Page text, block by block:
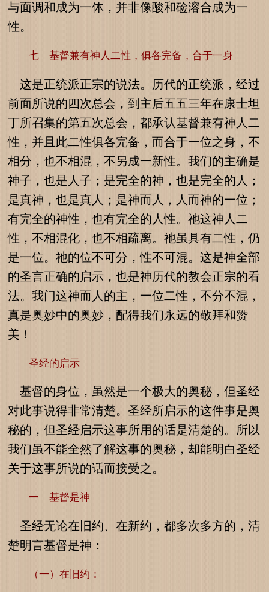
与面调和成为一体，并非像酸和硷溶合成为一
性。
七 基督兼有神人二性，俱各完备，合于一身
这是正统派正宗的说法。历代的正统派，经过
前面所说的四次总会，到主后五五三年在康士坦
丁所召集的第五次总会，都承认基督兼有神人二
性，并且此二性俱各完备，而合于一位之身，不
相分，也不相混，不另成一新性。我们的主确是
神子，也是人子；是完全的神，也是完全的人；
是真神，也是真人；是神而人，人而神的一位；
有完全的神性，也有完全的人性。祂这神人二
性，不相混化，也不相疏离。祂虽具有二性，仍
是一位。祂的位不可分，性不可混。这是神全部
的圣言正确的启示，也是神历代的教会正宗的看
法。我门这神而人的主，一位二性，不分不混，
真是奥妙中的奥妙，配得我们永远的敬拜和赞
美！
圣经的启示
基督的身位，虽然是一个极大的奥秘，但圣经
对此事说得非常清楚。圣经所启示的这件事是奥
秘的，但圣经启示这事所用的话是清楚的。所以
我们虽不能全然了解这事的奥秘，却能明白圣经
关于这事所说的话而接受之。
一 基督是神
圣经无论在旧约、在新约，都多次多方的，清
楚明言基督是神：
（一）在旧约：